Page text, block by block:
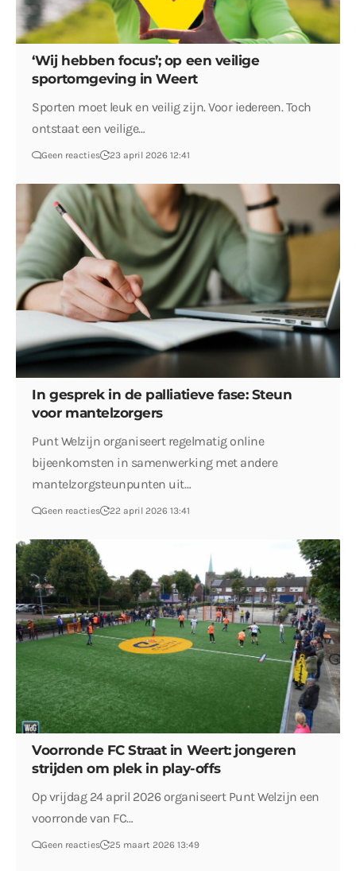
‘Wij hebben focus’; op een veilige
sportomgeving in Weert
Sporten moet leuk en veilig zijn. Voor iedereen. Toch
ontstaat een veilige…
Geen reacties 23 april 2026 12:41
In gesprek in de palliatieve fase: Steun
voor mantelzorgers
Punt Welzijn organiseert regelmatig online
bijeenkomsten in samenwerking met andere
mantelzorgsteunpunten uit…
Geen reacties 22 april 2026 13:41
Voorronde FC Straat in Weert: jongeren
strijden om plek in play-offs
Op vrijdag 24 april 2026 organiseert Punt Welzijn een
voorronde van FC…
Geen reacties 25 maart 2026 13:49